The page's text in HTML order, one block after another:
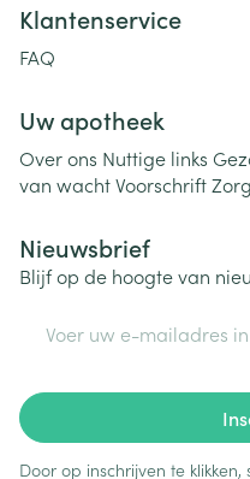
Klantenservice
FAQ
Uw apotheek
Over ons Nuttige links
van wachtVoorschrift
Nieuwsbrief
Blijf op de hoogte van
Door op inschrijven te